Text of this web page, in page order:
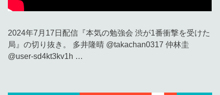
2024年7月17日配信『本気の勉強会 渋が1番衝撃を受けた
局』の切り抜き。 多井隆晴 @takachan0317 仲林圭
@user-sd4kt3kv1h …